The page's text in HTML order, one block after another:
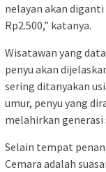
nelayan akan
Rp2.500,” katanya.
Wisatawan yang
penyu akan
sering ditanyakan
umur, penyu yang
melahirkan generasi
Selain tempat
Cemara adalah